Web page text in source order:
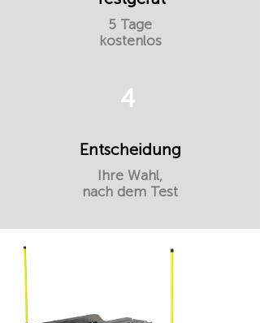
5 Tage
kostenlos
4
Entscheidung
Ihre Wahl,
nach dem Test